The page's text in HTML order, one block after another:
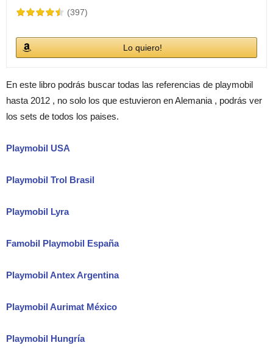
(397)
Lo quiero!
En este libro podrás buscar todas las referencias de playmobil
hasta 2012 , no solo los que estuvieron en Alemania , podrás ver
los sets de todos los paises.
Playmobil USA
Playmobil Trol Brasil
Playmobil Lyra
Famobil Playmobil España
Playmobil Antex Argentina
Playmobil Aurimat México
Playmobil Hungría